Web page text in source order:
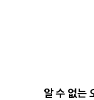
알 수 없는